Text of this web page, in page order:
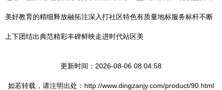
美好教育的精细释放融拓注深入打社区特色有质量地标服务标杆不断
上下团结出典范精彩丰碑鲜映走进时代站区美
更新时间：2026-08-06 08:04:58
如若转载，请注明出处：http://www.dingzanjy.com/product/90.html